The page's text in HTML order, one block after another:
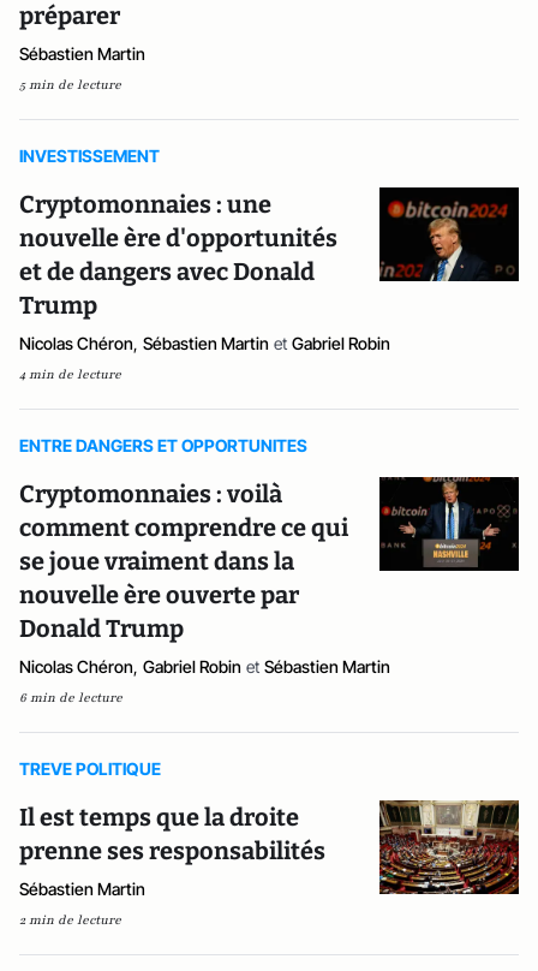
préparer
Sébastien Martin
5 min de lecture
INVESTISSEMENT
Cryptomonnaies : une
nouvelle ère d'opportunités
et de dangers avec Donald
Trump
Nicolas Chéron, Sébastien Martin et Gabriel Robin
4 min de lecture
ENTRE DANGERS ET OPPORTUNITES
Cryptomonnaies : voilà
comment comprendre ce qui
se joue vraiment dans la
nouvelle ère ouverte par
Donald Trump
Nicolas Chéron, Gabriel Robin et Sébastien Martin
6 min de lecture
TREVE POLITIQUE
Il est temps que la droite
prenne ses responsabilités
Sébastien Martin
2 min de lecture